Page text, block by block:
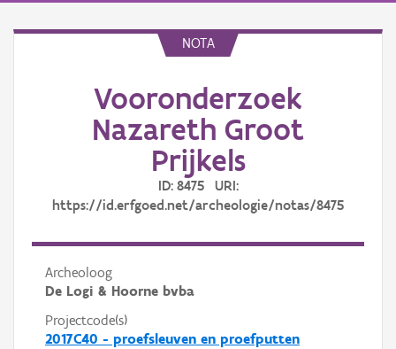
NOTA
Vooronderzoek
Nazareth Groot
Prijkels
ID: 8475 URI:
https://id.erfgoed.net/archeologie/notas/8475
Archeoloog
De Logi & Hoorne bvba
Projectcode(s)
2017C40 - proefsleuven en proefputten